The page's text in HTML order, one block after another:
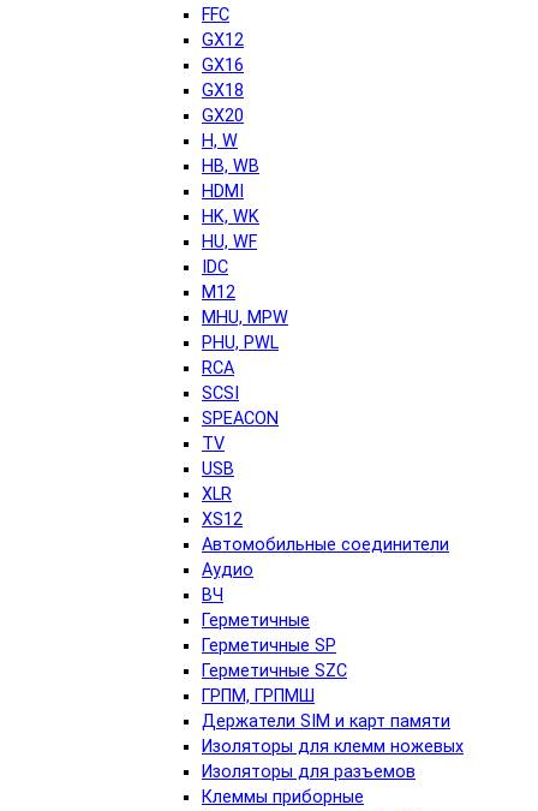
FFC
GX12
GX16
GX18
GX20
H, W
HB, WB
HDMI
HK, WK
HU, WF
IDC
M12
MHU, MPW
PHU, PWL
RCA
SCSI
SPEACON
TV
USB
XLR
XS12
Автомобильные соединители
Аудио
ВЧ
Герметичные
Герметичные SP
Герметичные SZC
ГРПМ, ГРПМШ
Держатели SIM и карт памяти
Изоляторы для клемм ножевых
Изоляторы для разъемов
Клеммы приборные